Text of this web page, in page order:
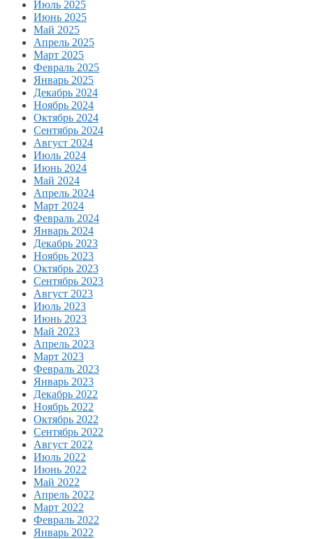
Июль 2025
Июнь 2025
Май 2025
Апрель 2025
Март 2025
Февраль 2025
Январь 2025
Декабрь 2024
Ноябрь 2024
Октябрь 2024
Сентябрь 2024
Август 2024
Июль 2024
Июнь 2024
Май 2024
Апрель 2024
Март 2024
Февраль 2024
Январь 2024
Декабрь 2023
Ноябрь 2023
Октябрь 2023
Сентябрь 2023
Август 2023
Июль 2023
Июнь 2023
Май 2023
Апрель 2023
Март 2023
Февраль 2023
Январь 2023
Декабрь 2022
Ноябрь 2022
Октябрь 2022
Сентябрь 2022
Август 2022
Июль 2022
Июнь 2022
Май 2022
Апрель 2022
Март 2022
Февраль 2022
Январь 2022